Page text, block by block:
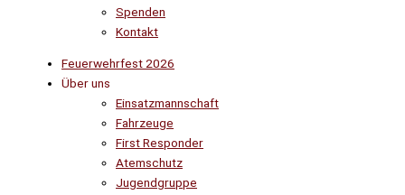
Spenden
Kontakt
Feuerwehrfest 2026
Über uns
Einsatzmannschaft
Fahrzeuge
First Responder
Atemschutz
Jugendgruppe